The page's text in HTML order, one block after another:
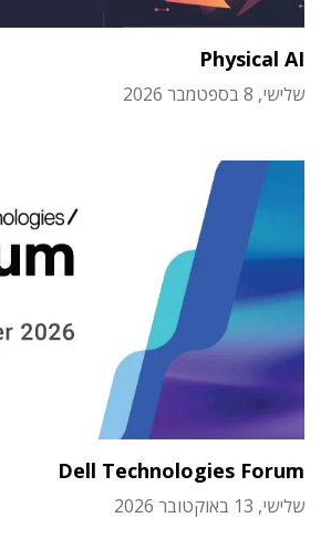
Physical AI
שלישי, 8 בספטמבר 2026
Dell Technologies Forum
שלישי, 13 באוקטובר 2026